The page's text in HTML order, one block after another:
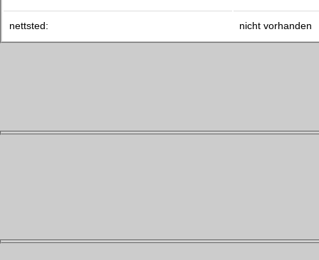
nettsted: nicht vorhanden